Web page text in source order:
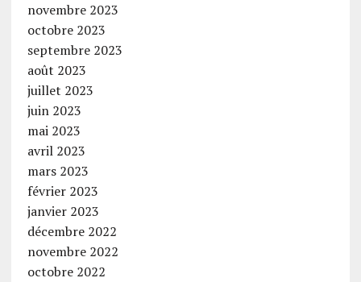
novembre 2023
octobre 2023
septembre 2023
août 2023
juillet 2023
juin 2023
mai 2023
avril 2023
mars 2023
février 2023
janvier 2023
décembre 2022
novembre 2022
octobre 2022